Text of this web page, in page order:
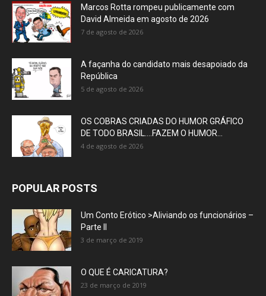
Marcos Rotta rompeu publicamente com
David Almeida em agosto de 2026
7 de agosto de 2026
A façanha do candidato mais desapoiado da
República
5 de agosto de 2026
OS COBRAS CRIADAS DO HUMOR GRÁFICO
DE TODO BRASIL….FAZEM O HUMOR...
4 de agosto de 2026
POPULAR POSTS
Um Conto Erótico >Aliviando os funcionários –
Parte II
3 de março de 2019
O QUE É CARICATURA?
23 de março de 2019